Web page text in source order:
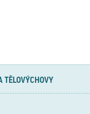
TĚLOVÝCHOVY